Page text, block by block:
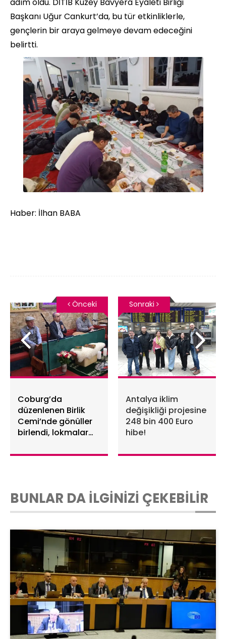
adım oldu. DİTİB Kuzey Bavyera Eyaleti Birliği
Başkanı Uğur Cankurt’da, bu tür etkinliklerle,
gençlerin bir araya gelmeye devam edeceğini
belirtti.
Haber: İlhan BABA
Coburg’da
düzenlenen Birlik
Cemi’nde gönüller
birlendi, lokmalar
Önceki
Antalya iklim
değişikliği projesine
248 bin 400 Euro
hibe!
Sonraki
BUNLAR DA İLGİNİZİ ÇEKEBİLİR